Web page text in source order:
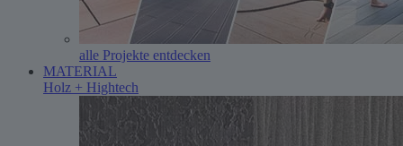
alle Projekte entdecken
MATERIAL
Holz + Hightech